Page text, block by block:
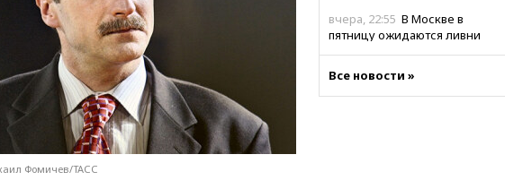
вчера, 22:55 В Москве в
пятницу ожидаются ливни
продлил контракт с «Реалом»
до 2032 года
Все новости »
Фомичев/ТАСС